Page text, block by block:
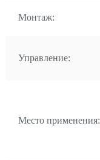
Монтаж:
Управление:
Место применения: